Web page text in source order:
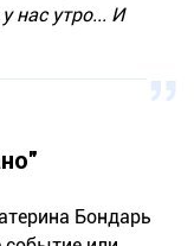
нас утро... И
Бондарь